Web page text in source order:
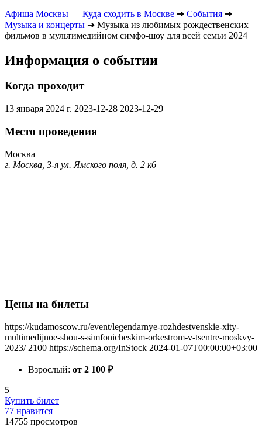
Афиша Москвы — Куда сходить в Москве ➔ События ➔
Музыка и концерты ➔ Музыка из любимых рождественских
фильмов в мультимедийном симфо-шоу для всей семьи 2024
Информация о событии
Когда проходит
13 января 2024 г. 2023-12-28 2023-12-29
Место проведения
Москва
г. Москва, 3-я ул. Ямского поля, д. 2 к6
Цены на билеты
https://kudamoscow.ru/event/legendarnye-rozhdestvenskie-xity-
multimedijnoe-shou-s-simfonicheskim-orkestrom-v-tsentre-moskvy-
2023/ 2100 https://schema.org/InStock 2024-01-07T00:00:00+03:00
Взрослый: от 2 100 ₽
5+
Купить билет
77 нравится
14755 просмотров